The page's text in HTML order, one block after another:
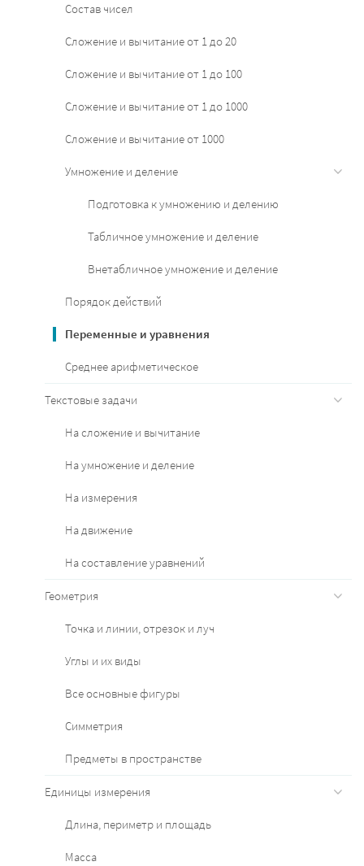
Состав чисел
Сложение и вычитание от 1 до 20
Сложение и вычитание от 1 до 100
Сложение и вычитание от 1 до 1000
Сложение и вычитание от 1000
Умножение и деление
Подготовка к умножению и делению
Табличное умножение и деление
Внетабличное умножение и деление
Порядок действий
Переменные и уравнения
Среднее арифметическое
Текстовые задачи
На сложение и вычитание
На умножение и деление
На измерения
На движение
На составление уравнений
Геометрия
Точка и линии, отрезок и луч
Углы и их виды
Все основные фигуры
Симметрия
Предметы в пространстве
Единицы измерения
Длина, периметр и площадь
Масса